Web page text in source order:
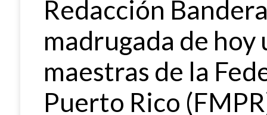
Redacción
madrugada de hoy
maestras de la
Puerto Rico